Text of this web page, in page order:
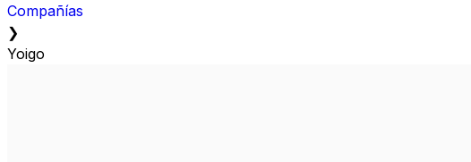
Compañías
❯
Yoigo